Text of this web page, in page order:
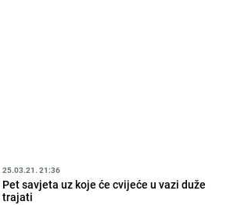
25.03.21. 21:36
Pet savjeta uz koje će cvijeće u vazi duže
trajati